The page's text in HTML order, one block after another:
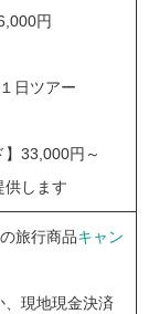
円
日ツアー
】33,000円～
します
旅行商品キャン
、現地現金決済